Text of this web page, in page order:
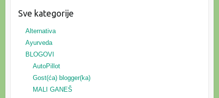
Sve kategorije
Alternativa
Ayurveda
BLOGOVI
AutoPillot
Gost(ća) blogger(ka)
MALI GANEŠ